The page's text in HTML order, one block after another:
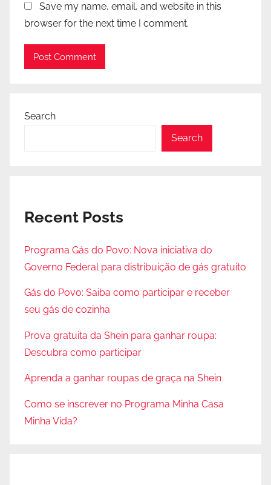
Save my name, email, and website in this
browser for the next time I comment.
Search
Search
Recent Posts
Programa Gás do Povo: Nova iniciativa do
Governo Federal para distribuição de gás gratuito
Gás do Povo: Saiba como participar e receber
seu gás de cozinha
Prova gratuita da Shein para ganhar roupa:
Descubra como participar
Aprenda a ganhar roupas de graça na Shein
Como se inscrever no Programa Minha Casa
Minha Vida?